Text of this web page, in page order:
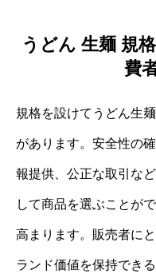
うどん 生麺 規
費
規格を設けてうどん生
があります。安全性の
報提供、公正な取引な
して商品を選ぶことが
高まります。販売者に
ランド価値を保持でき